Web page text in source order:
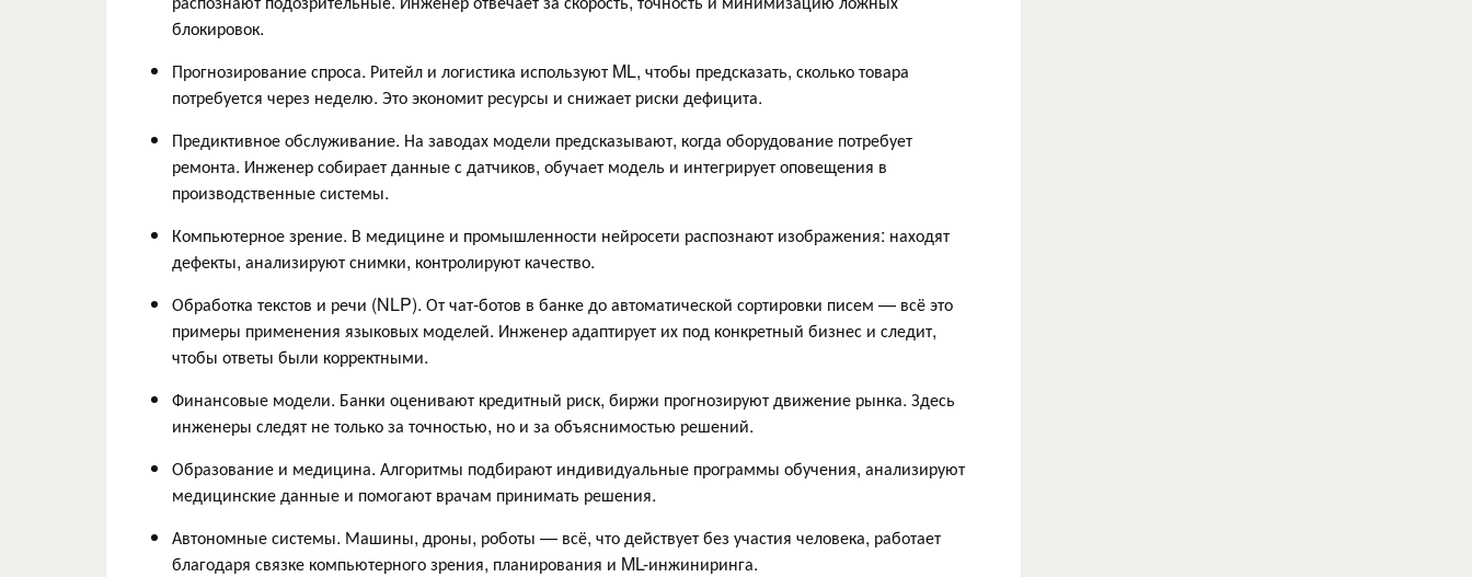
блокировок.
Прогнозирование спроса. Ритейл и логистика используют ML, чтобы предсказать, сколько товара
потребуется через неделю. Это экономит ресурсы и снижает риски дефицита.
Предиктивное обслуживание. На заводах модели предсказывают, когда оборудование потребует
ремонта. Инженер собирает данные с датчиков, обучает модель и интегрирует оповещения в
производственные системы.
Компьютерное зрение. В медицине и промышленности нейросети распознают изображения: находят
дефекты, анализируют снимки, контролируют качество.
Обработка текстов и речи (NLP). От чат-ботов в банке до автоматической сортировки писем — всё это
примеры применения языковых моделей. Инженер адаптирует их под конкретный бизнес и следит,
чтобы ответы были корректными.
Финансовые модели. Банки оценивают кредитный риск, биржи прогнозируют движение рынка. Здесь
инженеры следят не только за точностью, но и за объяснимостью решений.
Образование и медицина. Алгоритмы подбирают индивидуальные программы обучения, анализируют
медицинские данные и помогают врачам принимать решения.
Автономные системы. Машины, дроны, роботы — всё, что действует без участия человека, работает
благодаря связке компьютерного зрения, планирования и ML-инжиниринга.